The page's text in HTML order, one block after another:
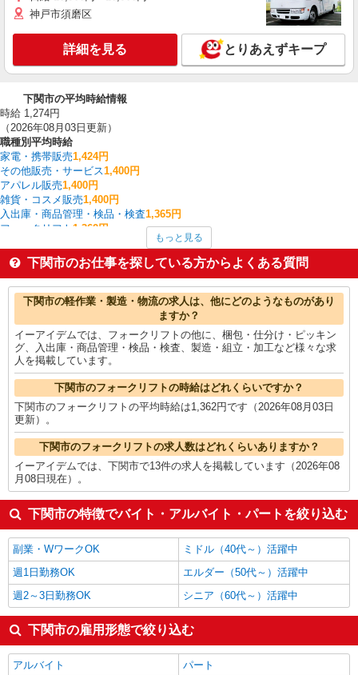
神戸市須磨区
詳細を見る とりあえずキープ
下関市の平均時給情報
時給 1,274円
（2026年08月03日更新）
職種別平均時給
家電・携帯販売1,424円
その他販売・サービス1,400円
アパレル販売1,400円
雑貨・コスメ販売1,400円
入出庫・商品管理・検品・検査1,365円
フォークリフト 1,362円
看護師・保健師・看護助手・助産師1,350円
介護職・ヘルパー1,317円
その他営業1,310円
下関市の他の職種の平均時給を見る
もっと見る
下関市のお仕事を探している方からよくある質問
下関市の軽作業・製造・物流の求人は、他にどのようなものがあり
ますか？
イーアイデムでは、フォークリフトの他に、梱包・仕分け・ピッキン
グ、入出庫・商品管理・検品・検査、製造・組立・加工など様々な求
人を掲載しています。
下関市のフォークリフトの時給はどれくらいですか？
下関市のフォークリフトの平均時給は1,362円です（2026年08月03日
更新）。
下関市のフォークリフトの求人数はどれくらいありますか？
イーアイデムでは、下関市で13件の求人を掲載しています（2026年08
月08日現在）。
下関市の特徴でバイト・アルバイト・パートを絞り込む
副業・WワークOK
ミドル（40代～）活躍中
週1日勤務OK
エルダー（50代～）活躍中
週2～3日勤務OK
シニア（60代～）活躍中
下関市の雇用形態で絞り込む
アルバイト
パート